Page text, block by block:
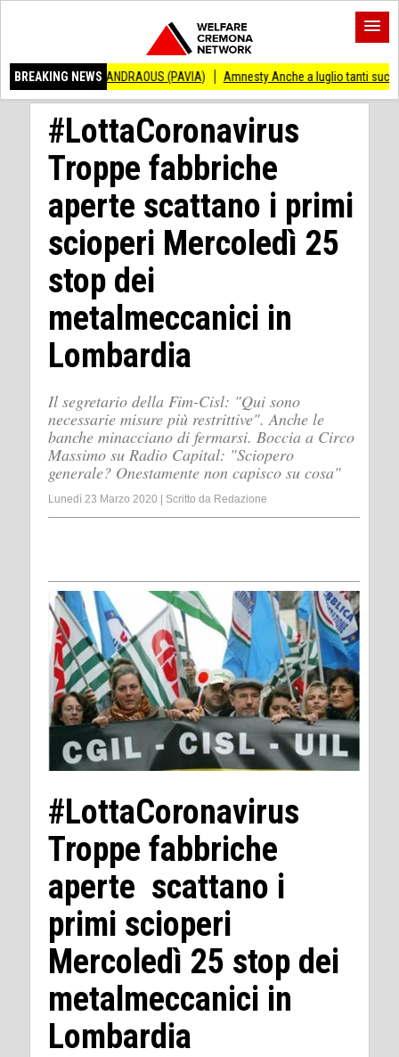
BREAKING NEWS
ANDRAOUS (PAVIA) Amnesty Anche a luglio tanti successi ed
#LottaCoronavirus
Troppe fabbriche
aperte scattano i primi
scioperi Mercoledì 25
stop dei
metalmeccanici in
Lombardia
Il segretario della Fim-Cisl: "Qui sono
necessarie misure più restrittive". Anche le
banche minacciano di fermarsi. Boccia a Circo
Massimo su Radio Capital: "Sciopero
generale? Onestamente non capisco su cosa"
Lunedì 23 Marzo 2020 Scritto da Redazione
#LottaCoronavirus
Troppe fabbriche
aperte scattano i
primi scioperi
Mercoledì 25 stop dei
metalmeccanici in
Lombardia